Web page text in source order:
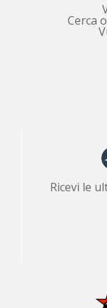
Cerca
Ricevi le